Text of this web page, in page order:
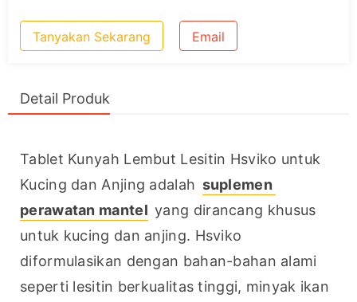
Tanyakan Sekarang Email
Detail Produk
Tablet Kunyah Lembut Lesitin Hsviko untuk
Kucing dan Anjing adalah suplemen
perawatan mantel yang dirancang khusus
untuk kucing dan anjing. Hsviko
diformulasikan dengan bahan-bahan alami
seperti lesitin berkualitas tinggi, minyak ikan